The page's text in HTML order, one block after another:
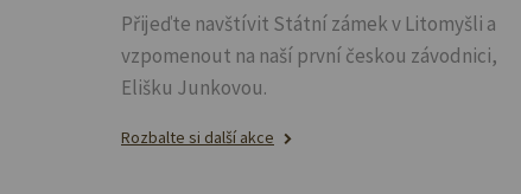
Přijeďte navštívit Státní zámek v Litomyšli a
vzpomenout na naší první českou závodnici,
Elišku Junkovou.
Rozbalte si další akce